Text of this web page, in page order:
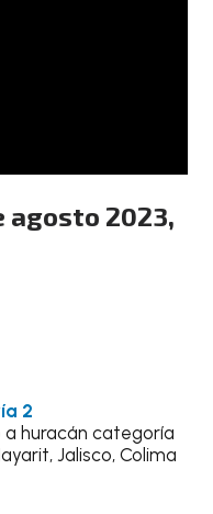
agosto 2023,
2
a huracán categoría
Jalisco, Colima